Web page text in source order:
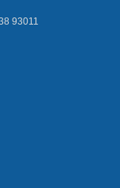
93011